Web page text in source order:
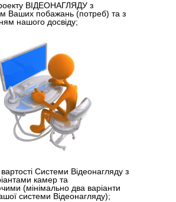
ВІДЕОНАГЛЯДУ з
Ваших побажань (потреб) та з
нашого досвіду;
Cистеми Відеонагляду з
камер та
(мінімально два варіанти
системи Відеонагляду);